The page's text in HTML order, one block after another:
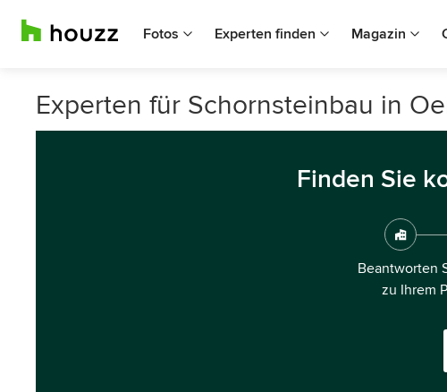
Fotos Experten finden Magazin
Experten für Schornsteinbau in
Finden Sie
Beantworten
zu Ihrem